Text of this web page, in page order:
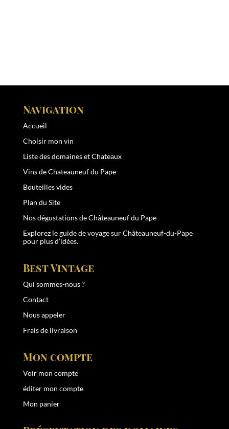
Navigation
Accueil
Choisir mon vin
Liste des domaines et Chateaux
Vins de Chateauneuf du Pape
Bouteilles vides
Plan du Site
Nos dégustations de Châteauneuf du Pape
Explorez leguide de voyage sur Châteauneuf-du-Pape
pour plus d’idées.
Best Vintage
Qui sommes-nous ?
Contact
Nous appeler
Frais de livraison
Mon compte
Voir mon compte
éditer mon compte
Mon panier